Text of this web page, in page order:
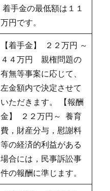
着手金の最低額は１１
万円です。
【着手金】 ２２万円 ～
４４万円 親権問題の
有無等事案に応じて、
左金額内で決定させて
いただきます。 【報酬
金】 ２２万円～ 養育
費，財産分与，慰謝料
等の経済的利益がある
場合には，民事訴訟事
件の報酬に準じます。